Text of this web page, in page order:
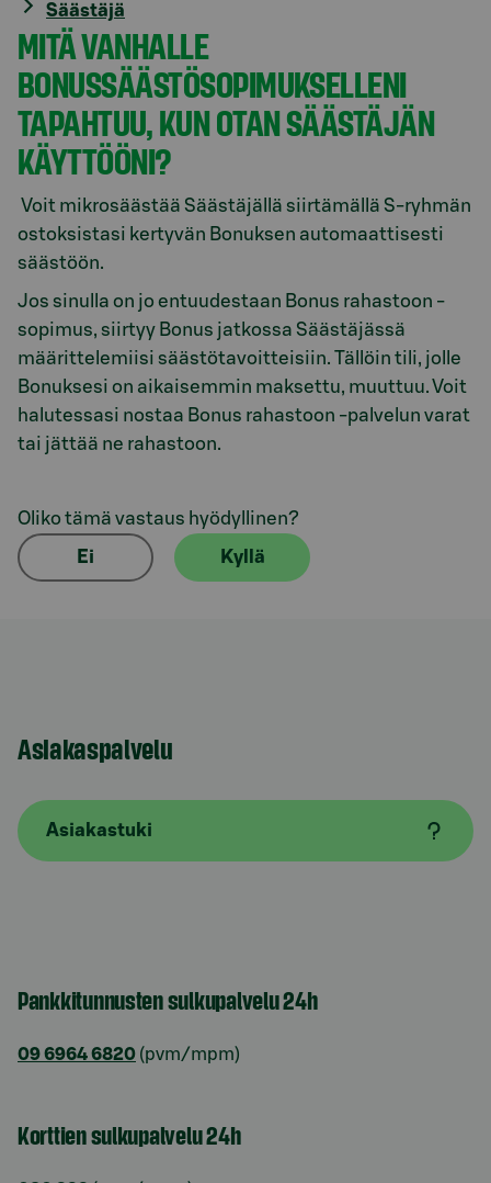
Säästäjä
MITÄ VANHALLE
BONUSSÄÄSTÖSOPIMUKSELLENI
TAPAHTUU, KUN OTAN SÄÄSTÄJÄN
KÄYTTÖÖNI?
Voit mikrosäästää Säästäjällä siirtämällä S-ryhmän
ostoksistasi kertyvän Bonuksen automaattisesti
säästöön.
Jos sinulla on jo entuudestaan Bonus rahastoon -
sopimus, siirtyy Bonus jatkossa Säästäjässä
määrittelemiisi säästötavoitteisiin. Tällöin tili, jolle
Bonuksesi on aikaisemmin maksettu, muuttuu. Voit
halutessasi nostaa Bonus rahastoon -palvelun varat
tai jättää ne rahastoon.
Oliko tämä vastaus hyödyllinen?
Ei Kyllä
Asiakaspalvelu
Asiakastuki
Pankkitunnusten sulkupalvelu 24h
09 6964 6820 (pvm/mpm)
Korttien sulkupalvelu 24h